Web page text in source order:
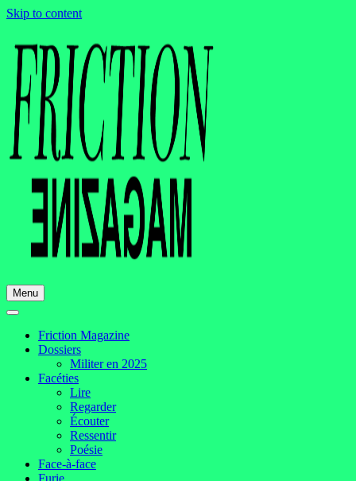
Skip to content
Menu
Friction Magazine
Dossiers
Militer en 2025
Facéties
Lire
Regarder
Écouter
Ressentir
Poésie
Face-à-face
Furie